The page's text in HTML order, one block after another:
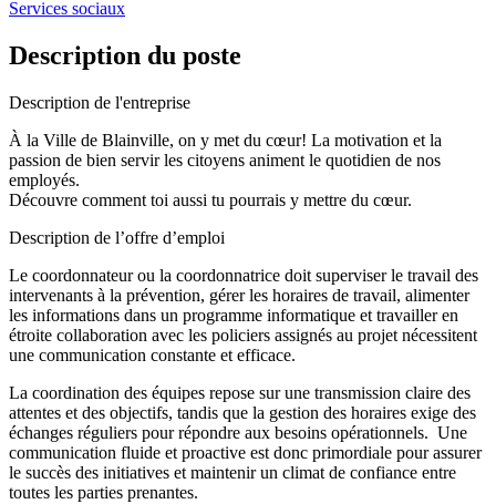
Services sociaux
Description du poste
Description de l'entreprise
À la Ville de Blainville, on y met du cœur! La motivation et la
passion de bien servir les citoyens animent le quotidien de nos
employés.
Découvre comment toi aussi tu pourrais y mettre du cœur.
Description de l’offre d’emploi
Le coordonnateur ou la coordonnatrice doit superviser le travail des
intervenants à la prévention, gérer les horaires de travail, alimenter
les informations dans un programme informatique et travailler en
étroite collaboration avec les policiers assignés au projet nécessitent
une communication constante et efficace.
La coordination des équipes repose sur une transmission claire des
attentes et des objectifs, tandis que la gestion des horaires exige des
échanges réguliers pour répondre aux besoins opérationnels. Une
communication fluide et proactive est donc primordiale pour assurer
le succès des initiatives et maintenir un climat de confiance entre
toutes les parties prenantes.